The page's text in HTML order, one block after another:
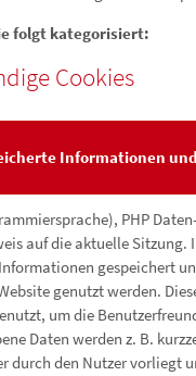
folgt kategorisiert:
Cookies
Informationen
PHP
auf die aktuelle Sitzung.
gespeichert
genutzt werden.
um die
Daten werden z. B.
durch den Nutzer vorliegt